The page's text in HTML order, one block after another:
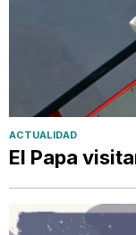
ACTUALIDAD
El Papa